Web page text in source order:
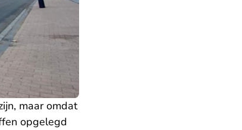
maar omdat
opgelegd